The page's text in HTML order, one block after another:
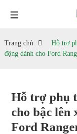
Trang chủ
Hỗ trợ
động dành cho Ford
Hỗ trợ phụ
cho bậc lên
Ford